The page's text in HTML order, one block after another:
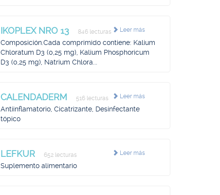
Leer más
IKOPLEX NRO 13 846 lecturas
Composición.Cada comprimido contiene: Kalium
Chloratum D3 (0,25 mg), Kalium Phosphoricum
D3 (0,25 mg), Natrium Chlora...
Leer más
CALENDADERM 516 lecturas
Antiinflamatorio, Cicatrizante, Desinfectante
tópico
Leer más
LEFKUR 652 lecturas
Suplemento alimentario